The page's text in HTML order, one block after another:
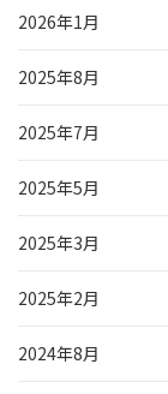
2026年1月
2025年8月
2025年7月
2025年5月
2025年3月
2025年2月
2024年8月